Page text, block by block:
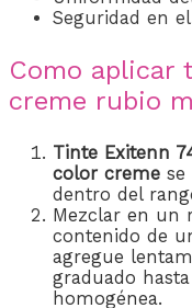
Seguridad en
Como aplicar
creme rubio
Tinte Exitenn
color creme se
dentro del
Mezclar en un
contenido de
agregue
graduado
homogénea.